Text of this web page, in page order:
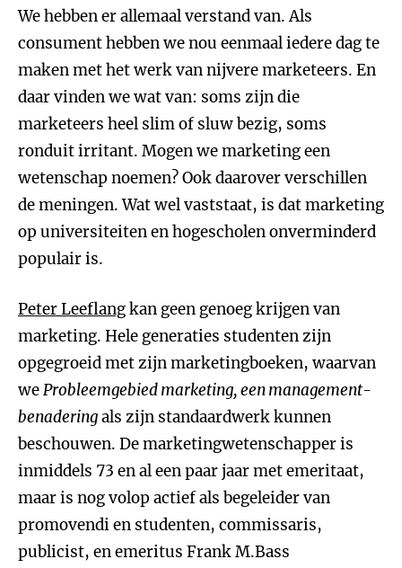
We hebben er allemaal verstand van. Als
consument hebben we nou eenmaal iedere dag te
maken met het werk van nijvere marketeers. En
daar vinden we wat van: soms zijn die
marketeers heel slim of sluw bezig, soms
ronduit irritant. Mogen we marketing een
wetenschap noemen? Ook daarover verschillen
de meningen. Wat wel vaststaat, is dat marketing
op universiteiten en hogescholen onverminderd
populair is.
Peter Leeflangkan geen genoeg krijgen van
marketing. Hele generaties studenten zijn
opgegroeid met zijn marketingboeken, waarvan
weProbleemgebied marketing, een management-
benaderingals zijn standaardwerk kunnen
beschouwen. De marketingwetenschapper is
inmiddels 73 en al een paar jaar met emeritaat,
maar is nog volop actief als begeleider van
promovendi en studenten, commissaris,
publicist, en emeritus Frank M.Bass